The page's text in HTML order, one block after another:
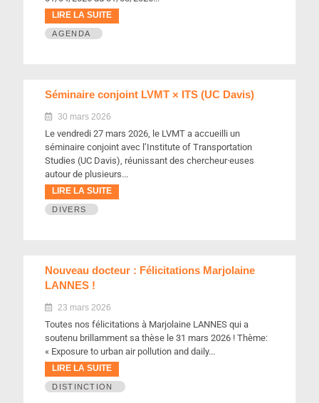
LIRE LA SUITE
AGENDA
Séminaire conjoint LVMT × ITS (UC Davis)
30 mars 2026
Le vendredi 27 mars 2026, le LVMT a accueilli un
séminaire conjoint avec l’Institute of Transportation
Studies (UC Davis), réunissant des chercheur·euses
autour de plusieurs...
LIRE LA SUITE
DIVERS
Nouveau docteur : Félicitations Marjolaine
LANNES !
23 mars 2026
Toutes nos félicitations à Marjolaine LANNES qui a
soutenu brillamment sa thèse le 31 mars 2026 ! Thème:
« Exposure to urban air pollution and daily...
LIRE LA SUITE
DISTINCTION